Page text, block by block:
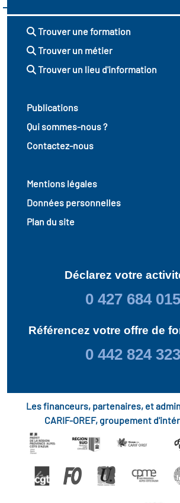
Trouver une formation
Trouver un métier
Trouver un lieu d'information
Publications
Qui sommes-nous ?
Contactez-nous
Mentions légales
Données personnelles
Plan du site
Déclarez votre
0 427 684 015
Référencez votre offre de
0 442 824 323
Les financeurs, partenaires, et
CARIF-OREF, groupement